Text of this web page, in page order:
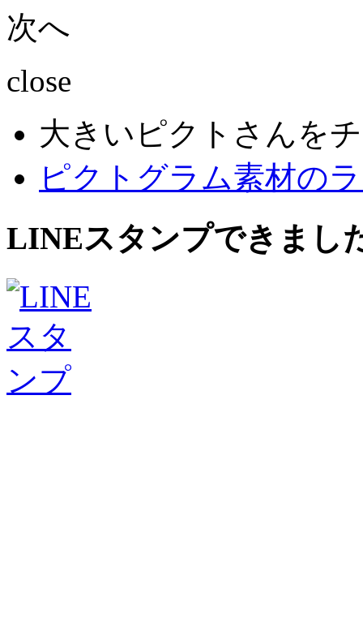
次へ
close
大きいピクトさんを
ピクトグラム素材の
LINEスタンプできまし